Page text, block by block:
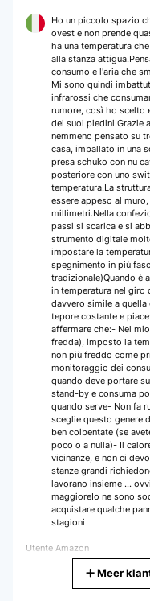
Ho un piccolo spazio
ovest e non prende
ha una temperatura
alla stanza
consumo e l'aria che
Mi sono quindi
infrarossi che
rumore, così ho scelto
dei suoi piedini.Grazie
nemmeno pensato su
casa, imballato in una
presa schuko con nu
posteriore con uno
temperatura.La
essere appeso al
millimetri.Nella
passi si scarica e si
strumento digitale
impostare la
spegnimento in più
tradizionale)Quando è
in temperatura nel giro
davvero simile a quella
tepore costante e
affermare che:- Nel
fredda), imposto la
non più freddo come
monitoraggio dei
quando deve portare
stand-by e consuma
quando serve- Non fa
sceglie questo genere
ben coibentate (se
poco o a nulla)- Il
vicinanze, e non ci
stanze grandi
lavorano insieme ...
maggioreIo ne sono
acquistare qualche
stagioni
Utente Amazon
Meer